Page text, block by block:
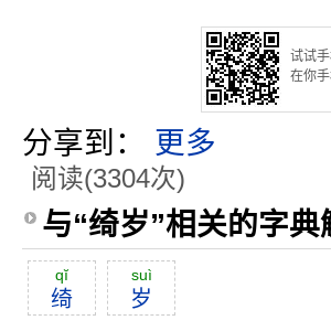
试试
在你
分享到： 更多
阅读(3304次)
与“绮岁”相关的字典
qĭ
绮
suì
岁